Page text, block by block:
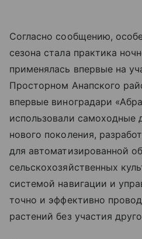
Согласно сообщению,
сезона стала практика
применялась впервые на
Просторном Анапского
впервые виноградари
использовали самоходные
нового поколения,
для автоматизированной
сельскохозяйственных
системой навигации и
точно и эффективно
растений без участия